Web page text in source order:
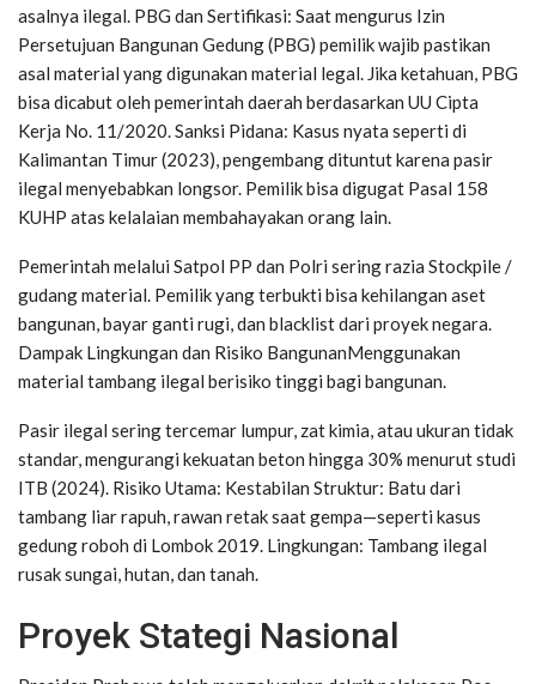
asalnya ilegal. PBG dan Sertifikasi: Saat mengurus Izin
Persetujuan Bangunan Gedung (PBG) pemilik wajib pastikan
asal material yang digunakan material legal. Jika ketahuan, PBG
bisa dicabut oleh pemerintah daerah berdasarkan UU Cipta
Kerja No. 11/2020. Sanksi Pidana: Kasus nyata seperti di
Kalimantan Timur (2023), pengembang dituntut karena pasir
ilegal menyebabkan longsor. Pemilik bisa digugat Pasal 158
KUHP atas kelalaian membahayakan orang lain.
Pemerintah melalui Satpol PP dan Polri sering razia Stockpile /
gudang material. Pemilik yang terbukti bisa kehilangan aset
bangunan, bayar ganti rugi, dan blacklist dari proyek negara.
Dampak Lingkungan dan Risiko BangunanMenggunakan
material tambang ilegal berisiko tinggi bagi bangunan.
Pasir ilegal sering tercemar lumpur, zat kimia, atau ukuran tidak
standar, mengurangi kekuatan beton hingga 30% menurut studi
ITB (2024). Risiko Utama: Kestabilan Struktur: Batu dari
tambang liar rapuh, rawan retak saat gempa—seperti kasus
gedung roboh di Lombok 2019. Lingkungan: Tambang ilegal
rusak sungai, hutan, dan tanah.
Proyek Stategi Nasional